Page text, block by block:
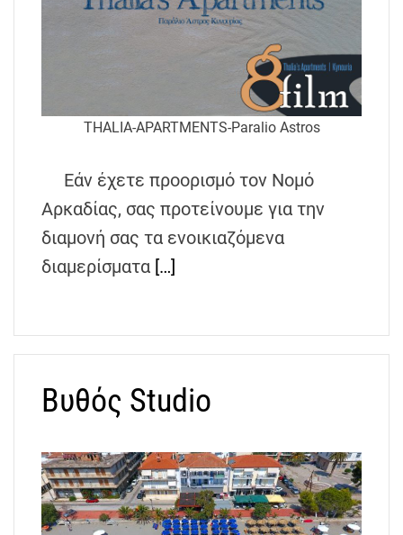
THALIA-APARTMENTS-Paralio Astros
Εάν έχετε προορισμό τον Νομό
Αρκαδίας, σας προτείνουμε για την
διαμονή σας τα ενοικιαζόμενα
διαμερίσματα […]
Βυθός Studio